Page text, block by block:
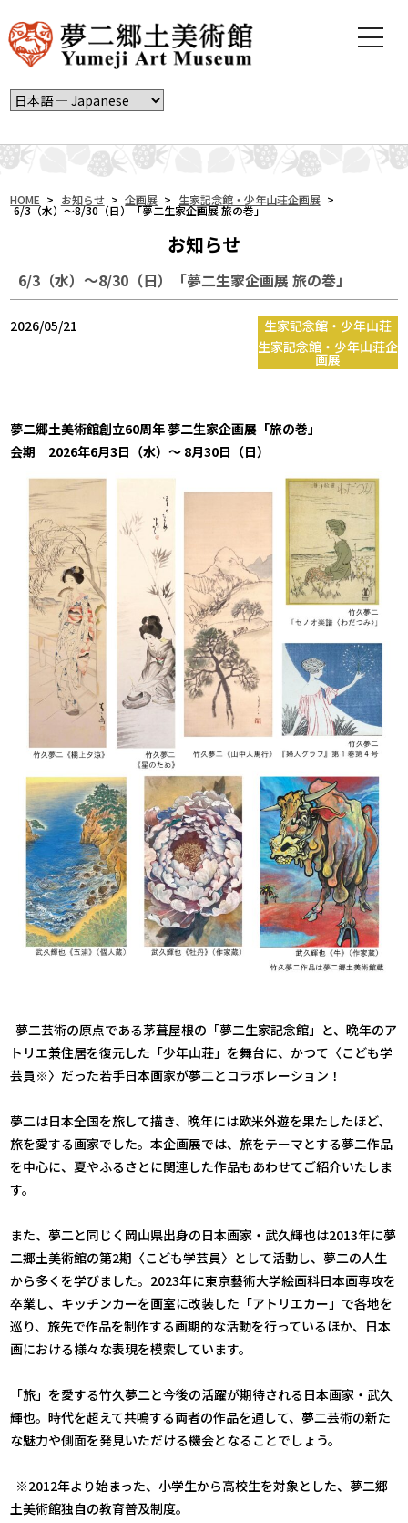
t
n
HOME > お知らせ > 企画展 > 生家記念館・少年山荘企画展 >
6/3（水）～8/30（日）「夢二生家企画展 旅の巻」
お知らせ
6/3（水）～8/30（日）「夢二生家企画展 旅の巻」
2026/05/21
生家記念館・少年山荘
生家記念館・少年山荘企
画展
夢二郷土美術館創立60周年 夢二生家企画展「旅の巻」
会期 2026年6月3日（水）～ 8月30日（日）
夢二芸術の原点である茅葺屋根の「夢二生家記念館」と、晩年のア
トリエ兼住居を復元した「少年山荘」を舞台に、かつて〈こども学
芸員※〉だった若手日本画家が夢二とコラボレーション！
夢二は日本全国を旅して描き、晩年には欧米外遊を果たしたほど、
旅を愛する画家でした。本企画展では、旅をテーマとする夢二作品
を中心に、夏やふるさとに関連した作品もあわせてご紹介いたしま
す。
また、夢二と同じく岡山県出身の日本画家・武久輝也は2013年に夢
二郷土美術館の第2期〈こども学芸員〉として活動し、夢二の人生
から多くを学びました。2023年に東京藝術大学絵画科日本画専攻を
卒業し、キッチンカーを画室に改装した「アトリエカー」で各地を
巡り、旅先で作品を制作する画期的な活動を行っているほか、日本
画における様々な表現を模索しています。
「旅」を愛する竹久夢二と今後の活躍が期待される日本画家・武久
輝也。時代を超えて共鳴する両者の作品を通して、夢二芸術の新た
な魅力や側面を発見いただける機会となることでしょう。
※2012年より始まった、小学生から高校生を対象とした、夢二郷
土美術館独自の教育普及制度。